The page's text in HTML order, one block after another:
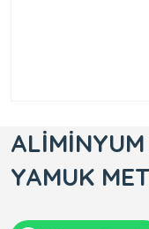
ALİMİNYUM
YAMUK